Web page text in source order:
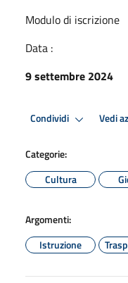
Modulo di iscrizione
Data :
9 settembre 2024
Condividi Vedi
Categorie:
Cultura
Argomenti:
Istruzione